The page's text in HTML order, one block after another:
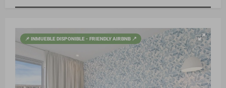
📌 INMUEBLE DISPONIBLE - FRIENDLY AIRBNB 📍